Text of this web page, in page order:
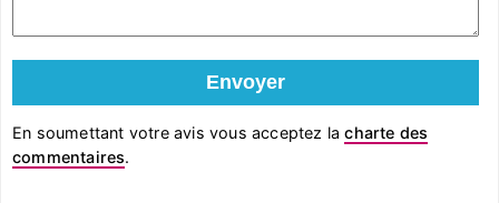
En soumettant votre avis vous acceptez lacharte des
commentaires.